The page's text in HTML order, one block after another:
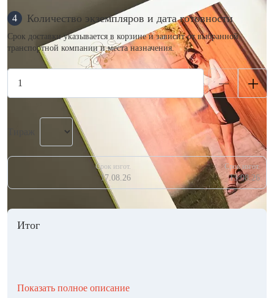
4 Количество экземпляров и дата готовности
Срок доставки указывается в корзине и зависит от выбранной
транспортной компании и места назначения.
Срок изгот.
17.08.26
Срок изгот.
13.08.26
Итог
Показать полное описание